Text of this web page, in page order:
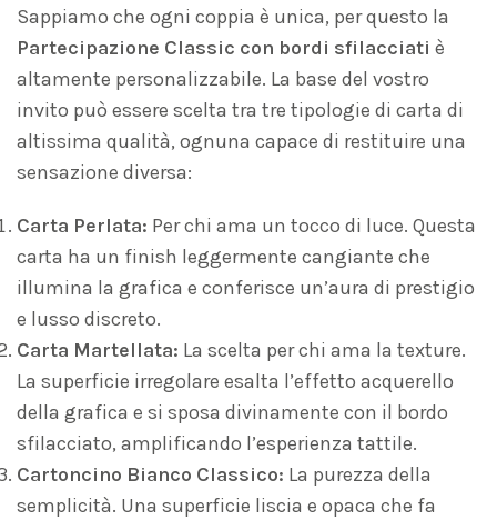
Sappiamo che ogni coppia è unica, per questo la
Partecipazione Classic con bordi sfilacciati è
altamente personalizzabile. La base del vostro
invito può essere scelta tra tre tipologie di carta di
altissima qualità, ognuna capace di restituire una
sensazione diversa:
Carta Perlata: Per chi ama un tocco di luce. Questa
carta ha un finish leggermente cangiante che
illumina la grafica e conferisce un’aura di prestigio
e lusso discreto.
Carta Martellata: La scelta per chi ama la texture.
La superficie irregolare esalta l’effetto acquerello
della grafica e si sposa divinamente con il bordo
sfilacciato, amplificando l’esperienza tattile.
Cartoncino Bianco Classico: La purezza della
semplicità. Una superficie liscia e opaca che fa